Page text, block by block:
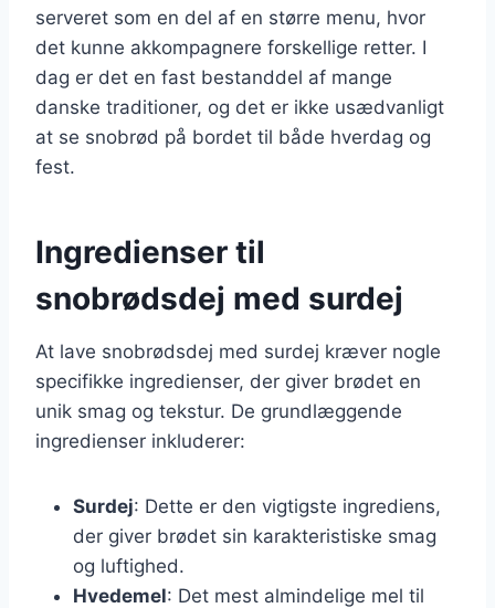
serveret som en del af en større menu, hvor
det kunne akkompagnere forskellige retter. I
dag er det en fast bestanddel af mange
danske traditioner, og det er ikke usædvanligt
at se snobrød på bordet til både hverdag og
fest.
Ingredienser til
snobrødsdej med surdej
At lave snobrødsdej med surdej kræver nogle
specifikke ingredienser, der giver brødet en
unik smag og tekstur. De grundlæggende
ingredienser inkluderer:
Surdej: Dette er den vigtigste ingrediens,
der giver brødet sin karakteristiske smag
og luftighed.
Hvedemel: Det mest almindelige mel til